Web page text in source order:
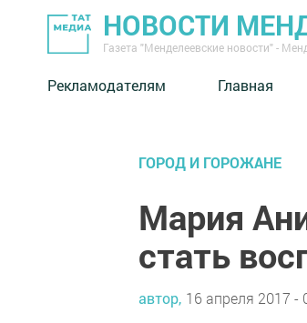
НОВОСТИ
Газета "Менделеевские новости" -
Рекламодателям Главная
ГОРОД И ГОРОЖАНЕ
Мария
стать
автор, 16 апреля 2017 -